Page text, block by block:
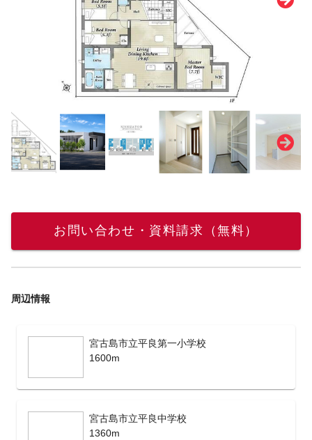
お問い合わせ・資料請求（無料）
周辺情報
宮古島市立平良第一小学校
1600m
宮古島市立平良中学校
1360m